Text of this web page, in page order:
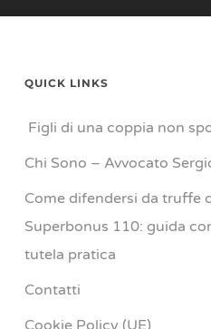
QUICK LINKS
Figli di una coppia non
Chi Sono – Avvocato
Come difendersi da truffe
Superbonus 110: guida
tutela pratica
Contatti